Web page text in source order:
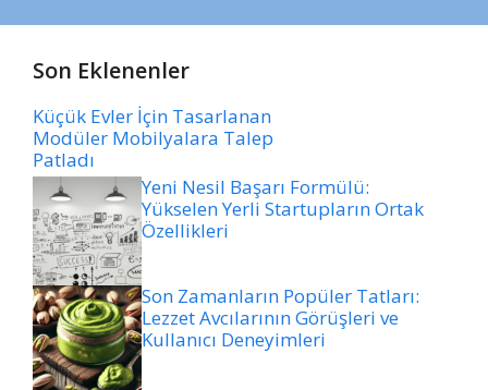
Son Eklenenler
Küçük Evler İçin Tasarlanan
Modüler Mobilyalara Talep
Patladı
Yeni Nesil Başarı Formülü:
Yükselen Yerli Startupların Ortak
Özellikleri
Son Zamanların Popüler Tatları:
Lezzet Avcılarının Görüşleri ve
Kullanıcı Deneyimleri